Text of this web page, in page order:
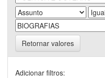
Retornar valores
Adicionar filtros: